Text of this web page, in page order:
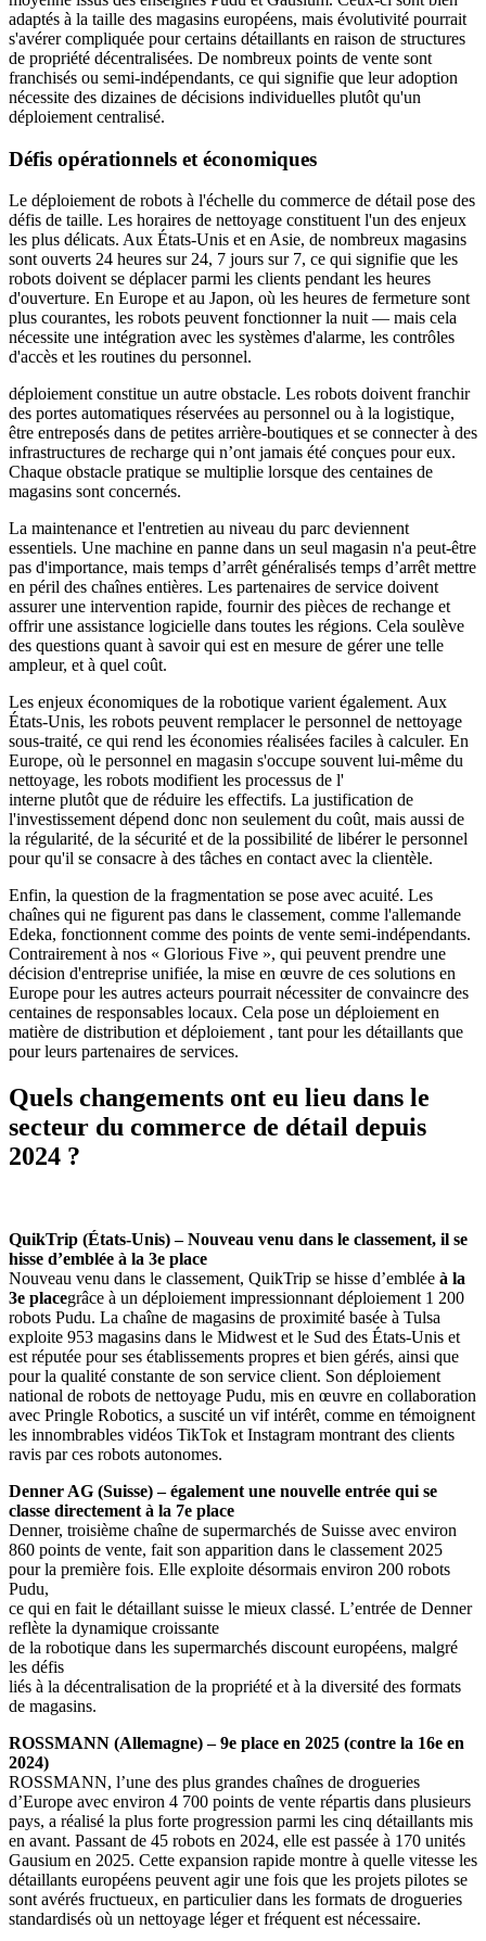
adaptés à la taille des magasins européens, mais évolutivité pourrait
s'avérer compliquée pour certains détaillants en raison de structures
de propriété décentralisées. De nombreux points de vente sont
franchisés ou semi-indépendants, ce qui signifie que leur adoption
nécessite des dizaines de décisions individuelles plutôt qu'un
déploiement centralisé.
Défis opérationnels et économiques
Le déploiement de robots à l'échelle du commerce de détail pose des
défis de taille. Les horaires de nettoyage constituent l'un des enjeux
les plus délicats. Aux États-Unis et en Asie, de nombreux magasins
sont ouverts 24 heures sur 24, 7 jours sur 7, ce qui signifie que les
robots doivent se déplacer parmi les clients pendant les heures
d'ouverture. En Europe et au Japon, où les heures de fermeture sont
plus courantes, les robots peuvent fonctionner la nuit — mais cela
nécessite une intégration avec les systèmes d'alarme, les contrôles
d'accès et les routines du personnel.
déploiement constitue un autre obstacle. Les robots doivent franchir
des portes automatiques réservées au personnel ou à la logistique,
être entreposés dans de petites arrière-boutiques et se connecter à des
infrastructures de recharge qui n’ont jamais été conçues pour eux.
Chaque obstacle pratique se multiplie lorsque des centaines de
magasins sont concernés.
La maintenance et l'entretien au niveau du parc deviennent
essentiels. Une machine en panne dans un seul magasin n'a peut-être
pas d'importance, mais temps d’arrêt généralisés temps d’arrêt mettre
en péril des chaînes entières. Les partenaires de service doivent
assurer une intervention rapide, fournir des pièces de rechange et
offrir une assistance logicielle dans toutes les régions. Cela soulève
des questions quant à savoir qui est en mesure de gérer une telle
ampleur, et à quel coût.
Les enjeux économiques de la robotique varient également. Aux
États-Unis, les robots peuvent remplacer le personnel de nettoyage
sous-traité, ce qui rend les économies réalisées faciles à calculer. En
Europe, où le personnel en magasin s'occupe souvent lui-même du
nettoyage, les robots modifient les processus de l'
interne plutôt que de réduire les effectifs. La justification de
l'investissement dépend donc non seulement du coût, mais aussi de
la régularité, de la sécurité et de la possibilité de libérer le personnel
pour qu'il se consacre à des tâches en contact avec la clientèle.
Enfin, la question de la fragmentation se pose avec acuité. Les
chaînes qui ne figurent pas dans le classement, comme l'allemande
Edeka, fonctionnent comme des points de vente semi-indépendants.
Contrairement à nos « Glorious Five », qui peuvent prendre une
décision d'entreprise unifiée, la mise en œuvre de ces solutions en
Europe pour les autres acteurs pourrait nécessiter de convaincre des
centaines de responsables locaux. Cela pose un déploiement en
matière de distribution et déploiement , tant pour les détaillants que
pour leurs partenaires de services.
Quels changements ont eu lieu dans le
secteur du commerce de détail depuis
2024 ?
QuikTrip (États-Unis) – Nouveau venu dans le classement, il se
hisse d’emblée à la 3e place
Nouveau venu dans le classement, QuikTrip se hisse d’emblée à la
3e placegrâce à un déploiement impressionnant déploiement 1 200
robots Pudu. La chaîne de magasins de proximité basée à Tulsa
exploite 953 magasins dans le Midwest et le Sud des États-Unis et
est réputée pour ses établissements propres et bien gérés, ainsi que
pour la qualité constante de son service client. Son déploiement
national de robots de nettoyage Pudu, mis en œuvre en collaboration
avec Pringle Robotics, a suscité un vif intérêt, comme en témoignent
les innombrables vidéos TikTok et Instagram montrant des clients
ravis par ces robots autonomes.
Denner AG (Suisse) – également une nouvelle entrée qui se
classe directement à la 7e place
Denner, troisième chaîne de supermarchés de Suisse avec environ
860 points de vente, fait son apparition dans le classement 2025
pour la première fois. Elle exploite désormais environ 200 robots
Pudu,
ce qui en fait le détaillant suisse le mieux classé. L’entrée de Denner
reflète la dynamique croissante
de la robotique dans les supermarchés discount européens, malgré
les défis
liés à la décentralisation de la propriété et à la diversité des formats
de magasins.
ROSSMANN (Allemagne) – 9e place en 2025 (contre la 16e en
2024)
ROSSMANN, l’une des plus grandes chaînes de drogueries
d’Europe avec environ 4 700 points de vente répartis dans plusieurs
pays, a réalisé la plus forte progression parmi les cinq détaillants mis
en avant. Passant de 45 robots en 2024, elle est passée à 170 unités
Gausium en 2025. Cette expansion rapide montre à quelle vitesse les
détaillants européens peuvent agir une fois que les projets pilotes se
sont avérés fructueux, en particulier dans les formats de drogueries
standardisés où un nettoyage léger et fréquent est nécessaire.